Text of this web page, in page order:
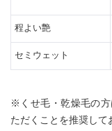
程よい艶
セミウェット
※くせ毛・乾燥毛の
ただくことを推奨して